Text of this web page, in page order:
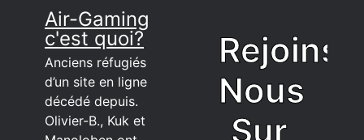
Air-Gaming
c'est quoi?
Anciens réfugiés
d’un site en ligne
décédé depuis.
Olivier-B., Kuk et
Rejoins
Nous
Sur